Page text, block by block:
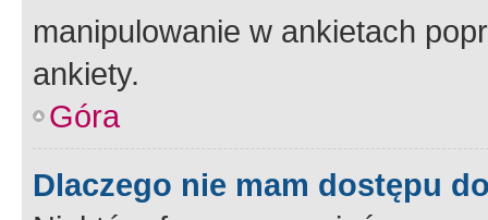
manipulowanie w ankietach
ankiety.
Góra
Dlaczego nie mam dostępu